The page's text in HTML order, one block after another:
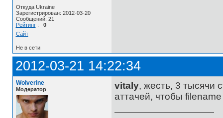
Откуда Ukraine
Зарегистрирован: 2012-03-20
Сообщений: 21
Рейтинг: 0
Сайт
Не в сети
2012-03-21 14:22:34
Wolverine
Модератор vitaly, жесть, 3 тысячи
аттачей, чтобы